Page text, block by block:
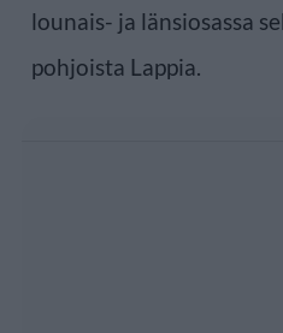
lounais- ja länsiosassa
pohjoista Lappia.